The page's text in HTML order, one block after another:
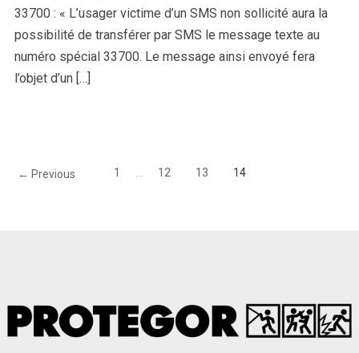
33700 : « L’usager victime d’un SMS non sollicité aura la
possibilité de transférer par SMS le message texte au
numéro spécial 33700. Le message ainsi envoyé fera
l’objet d’un […]
← Previous 1 12 13 14